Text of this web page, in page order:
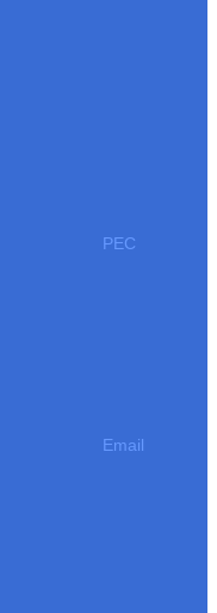
PEC
Email